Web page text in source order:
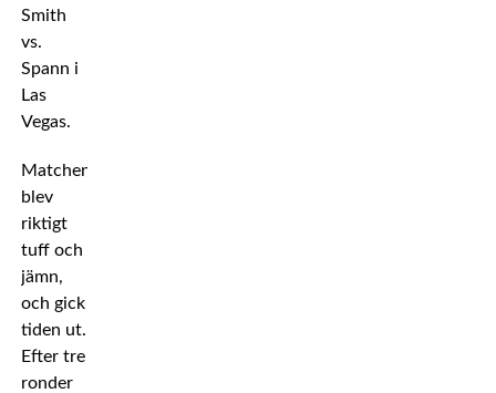
Smith
vs.
Spann i
Las
Vegas.
Matchen
blev
riktigt
tuff och
jämn,
och gick
tiden ut.
Efter tre
ronder